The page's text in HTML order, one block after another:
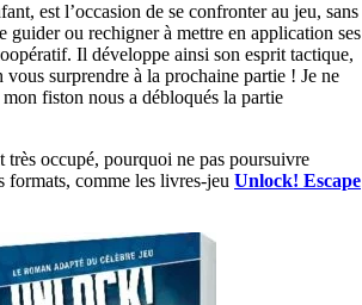
est l’occasion de se confronter au jeu, sans
guider ou rechigner à mettre en application ses
Il développe ainsi son esprit tactique,
surprendre à la prochaine partie ! Je ne
fiston nous a débloqués la partie
très occupé, pourquoi ne pas poursuivre
formats, comme les livres-jeu Unlock! Escape